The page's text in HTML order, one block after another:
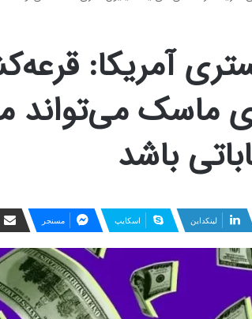
آمریکا:
ماسک می‌تواند
باشد
لینکداین اسکایپ مسنجر